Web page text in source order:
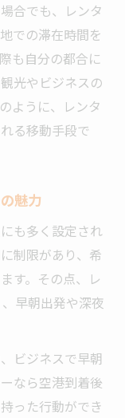
合でも、レンタ
での滞在時間を
も自分の都合に
光やビジネスの
ように、レンタ
る移動手段で
魅力
も多く設定され
制限があり、希
す。その点、レ
早朝出発や深夜
ビジネスで早朝
なら空港到着後
った行動ができ